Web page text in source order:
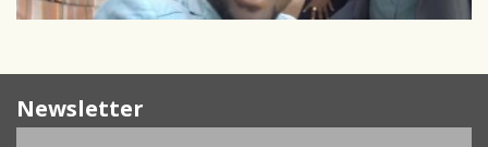
Newsletter